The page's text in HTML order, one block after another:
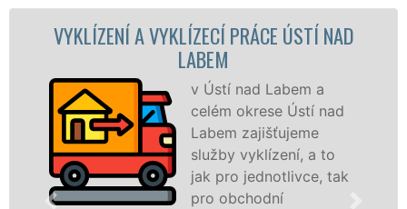
A VYKLÍZECÍ PRÁCE ÚSTÍ NAD
v Ústí nad Labem a
celém okrese Ústí nad
Labem zajišťujeme
služby vyklízení, a to
jak pro jednotlivce, tak
pro obchodní